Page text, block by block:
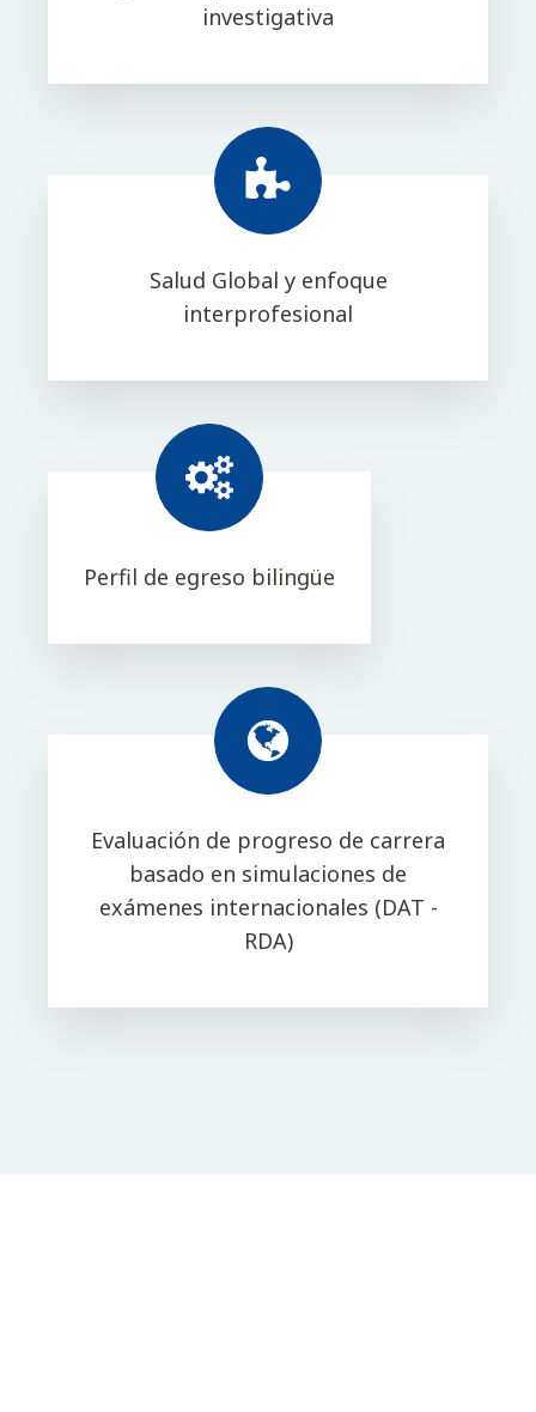
investigativa
Salud Global y enfoque
interprofesional
Perfil de egreso bilingüe
Evaluación de progreso de carrera
basado en simulaciones de
exámenes internacionales (DAT -
RDA)